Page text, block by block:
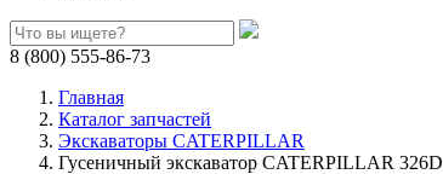
8 (800) 555-86-73
Главная
Каталог запчастей
Экскаваторы CATERPILLAR
Гусеничный экскаватор CATERPILLAR 326D